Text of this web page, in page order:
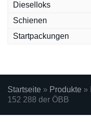
Dieselloks
Schienen
Startpackungen
Startseite » Produkte »
152 288 der ÖBB